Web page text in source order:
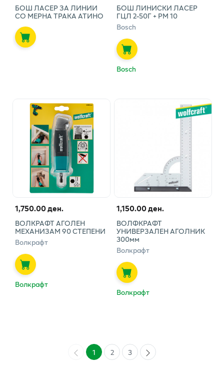
БОШ ЛАСЕР ЗА ЛИНИИ
СО МЕРНА ТРАКА АТИНО
БОШ ЛИНИСКИ ЛАСЕР
ГЦЛ 2-50Г + РМ 10
Bosch
Bosch
1,750.00 ден.
ВОЛКРАФТ АГОЛЕН
МЕХАНИЗАМ 90 СТЕПЕНИ
Волкрафт
Волкрафт
1,150.00 ден.
ВОЛФКРАФТ
УНИВЕРЗАЛЕН АГОЛНИК
300мм
Волкрафт
Волкрафт
1 2 3